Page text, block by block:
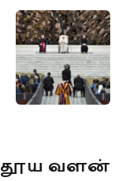
தூய வளன்